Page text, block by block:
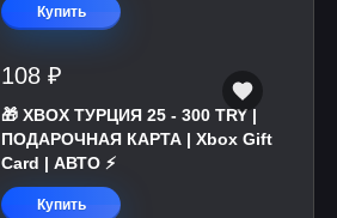
Купить
108 ₽
🎁 XBOX ТУРЦИЯ 25 - 300 TRY |
ПОДАРОЧНАЯ КАРТА | Xbox Gift
Card | АВТО ⚡
Купить